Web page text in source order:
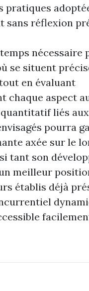
pratiques
sans réflexion
nécessaire
se situent
en évaluant
chaque aspect
liés
pourra
axée sur le
tant son
meilleur
établis déjà